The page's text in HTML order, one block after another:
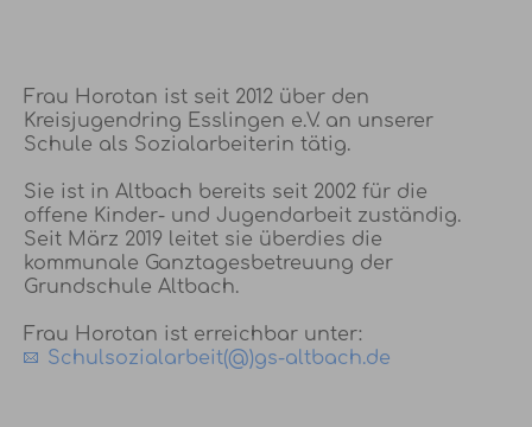
Frau Horotan ist seit 2012 über den
Kreisjugendring Esslingen e.V. an unserer
Schule als Sozialarbeiterin tätig.
Sie ist in Altbach bereits seit 2002 für die
offene Kinder- und Jugendarbeit zuständig.
Seit März 2019 leitet sie überdies die
kommunale Ganztagesbetreuung der
Grundschule Altbach.
Frau Horotan ist erreichbar unter:
Schulsozialarbeit(@)gs-altbach.de